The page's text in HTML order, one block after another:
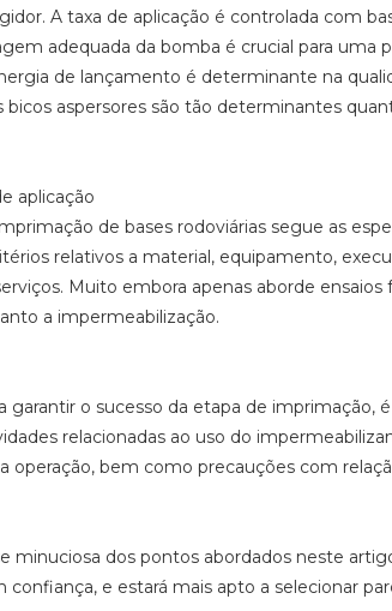
A taxa de aplicação é controlada com
adequada da bomba é crucial para uma
de lançamento é determinante na
bicos aspersores são tão determinantes
aplicação
de bases rodoviárias segue as
relativos a material, equipamento,
Muito embora apenas aborde
a impermeabilização.
garantir o sucesso da etapa de imprimação,
relacionadas ao uso do
operação, bem como precauções com
minuciosa dos pontos abordados neste
confiança, e estará mais apto a selecionar